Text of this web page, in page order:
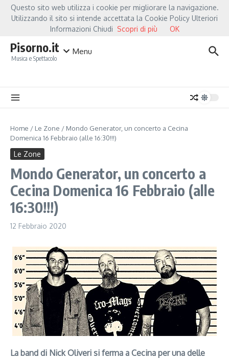
Salta al contenuto
Hot NewsFiorella Mannoia, a Capannori nasce “Anime Salve”: la data zero è
Pisorno.it
Musica e Spettacolo
Menu
Home / Le Zone / Mondo Generator, un concerto a Cecina
Domenica 16 Febbraio (alle 16:30!!!)
Le Zone
Mondo Generator, un concerto a
Cecina Domenica 16 Febbraio (alle
16:30!!!)
12 Febbraio 2020
La band di Nick Oliveri si ferma a Cecina per una delle
Questo sito web utilizza i cookie per migliorare la navigazione.
Utilizzando il sito si intende accettata la Cookie Policy Ulteriori
Informazioni Chiudi Scopri di più OK